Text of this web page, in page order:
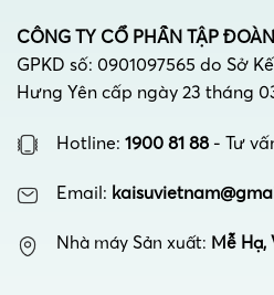
phí sản xuất cao, đèn
Tuýp LED thủy tinh
đầu nhôm thường
các sản phẩm đèn cao
Đèn Tuýp LED Thủy
Tinh Đầu Nhựa:Đèn
CÔNG TY CỔ PHẦN TẬP
GPKD số: 0901097565 do Sở
Hưng Yên cấp ngày 23 tháng
Hotline: 1900 81 88 - Tư
Email:
Nhà máy Sản xuất: Mễ Hạ,